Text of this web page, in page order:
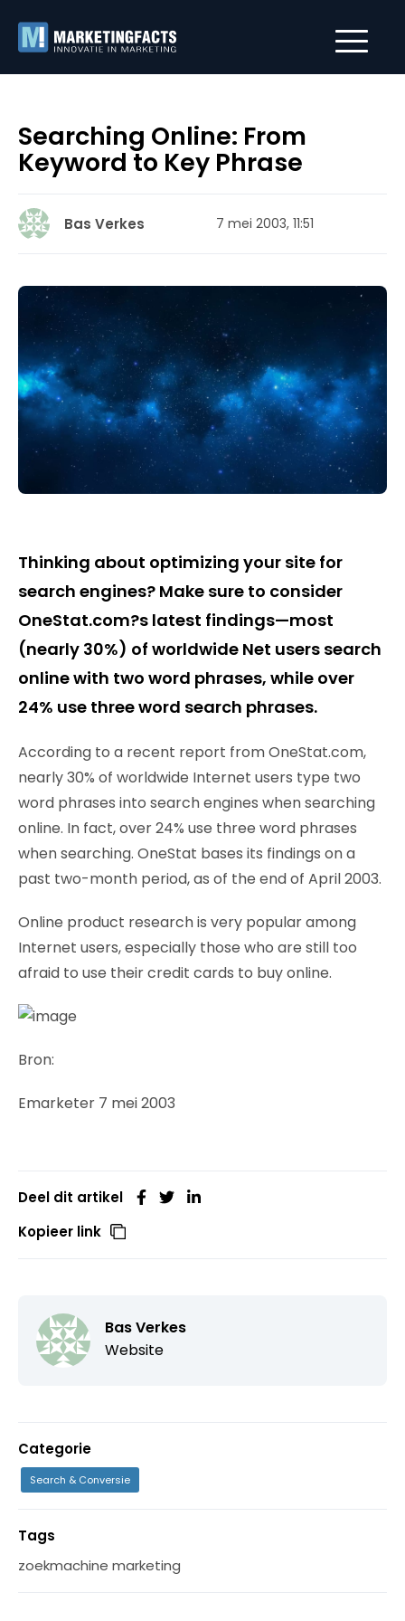
Searching Online: From
Keyword to Key Phrase
Bas Verkes 7 mei 2003, 11:51
Thinking about optimizing your site for
search engines? Make sure to consider
OneStat.com?s latest findings—most
(nearly 30%) of worldwide Net users search
online with two word phrases, while over
24% use three word search phrases.
According to a recent report from OneStat.com,
nearly 30% of worldwide Internet users type two
word phrases into search engines when searching
online. In fact, over 24% use three word phrases
when searching. OneStat bases its findings on a
past two-month period, as of the end of April 2003.
Online product research is very popular among
Internet users, especially those who are still too
afraid to use their credit cards to buy online.
Bron:
Emarketer 7 mei 2003
Deel dit artikel
Kopieer link
Bas Verkes
Website
Categorie
Search & Conversie
Tags
zoekmachine marketing